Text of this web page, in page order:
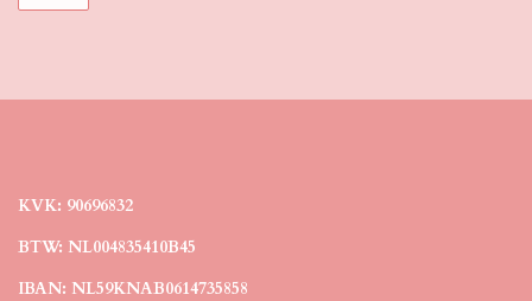
KVK: 90696832
BTW: NL004835410B45
IBAN: NL59KNAB0614735858